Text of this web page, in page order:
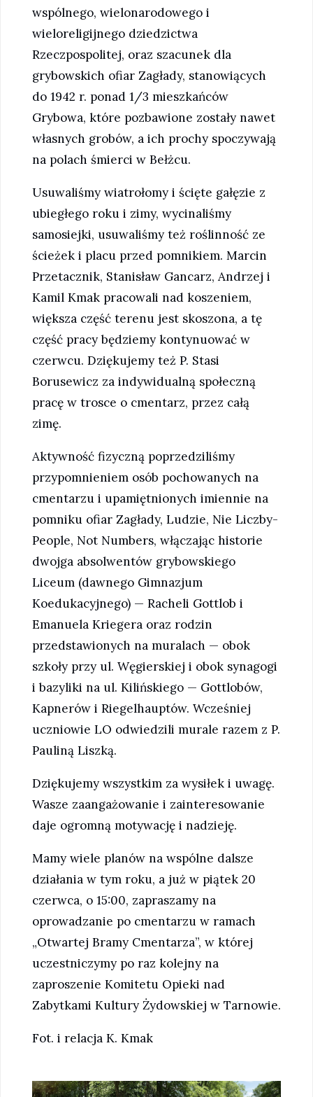
wspólnego, wielonarodowego i
wieloreligijnego dziedzictwa
Rzeczpospolitej, oraz szacunek dla
grybowskich ofiar Zagłady, stanowiących
do 1942 r. ponad 1/3 mieszkańców
Grybowa, które pozbawione zostały nawet
własnych grobów, a ich prochy spoczywają
na polach śmierci w Bełżcu.
Usuwaliśmy wiatrołomy i ścięte gałęzie z
ubiegłego roku i zimy, wycinaliśmy
samosiejki, usuwaliśmy też roślinność ze
ścieżek i placu przed pomnikiem. Marcin
Przetacznik, Stanisław Gancarz, Andrzej i
Kamil Kmak pracowali nad koszeniem,
większa część terenu jest skoszona, a tę
część pracy będziemy kontynuować w
czerwcu. Dziękujemy też P. Stasi
Borusewicz za indywidualną społeczną
pracę w trosce o cmentarz, przez całą
zimę.
Aktywność fizyczną poprzedziliśmy
przypomnieniem osób pochowanych na
cmentarzu i upamiętnionych imiennie na
pomniku ofiar Zagłady, Ludzie, Nie Liczby-
People, Not Numbers, włączając historie
dwojga absolwentów grybowskiego
Liceum (dawnego Gimnazjum
Koedukacyjnego) — Racheli Gottlob i
Emanuela Kriegera oraz rodzin
przedstawionych na muralach — obok
szkoły przy ul. Węgierskiej i obok synagogi
i bazyliki na ul. Kilińskiego — Gottlobów,
Kapnerów i Riegelhauptów. Wcześniej
uczniowie LO odwiedzili murale razem z P.
Pauliną Liszką.
Dziękujemy wszystkim za wysiłek i uwagę.
Wasze zaangażowanie i zainteresowanie
daje ogromną motywację i nadzieję.
Mamy wiele planów na wspólne dalsze
działania w tym roku, a już w piątek 20
czerwca, o 15:00, zapraszamy na
oprowadzanie po cmentarzu w ramach
„Otwartej Bramy Cmentarza”, w której
uczestniczymy po raz kolejny na
zaproszenie Komitetu Opieki nad
Zabytkami Kultury Żydowskiej w Tarnowie.
Fot. i relacja K. Kmak